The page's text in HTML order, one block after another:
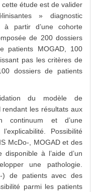
cette étude est de valider
» diagnostic
partir d’une cohorte
de 200 dossiers
patients MOGAD, 100
pas les critères de
dossiers de patients
du modèle de
les résultats aux
continuum et d’une
Possibilité
McDo-, MOGAD et des
à l’aide d’un
une pathologie.
) de patients avec des
parmi les patients